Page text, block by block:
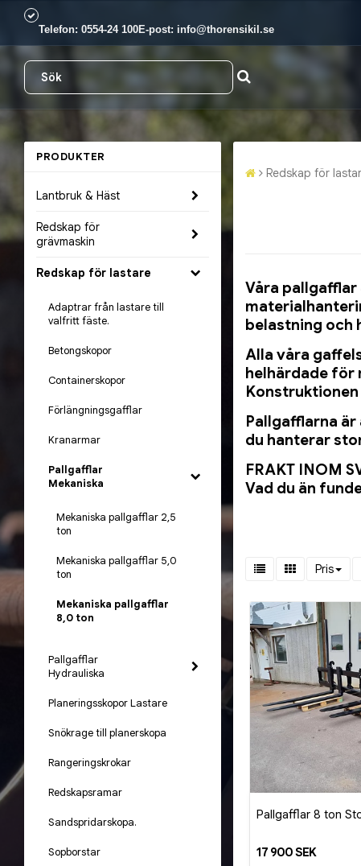
Telefon: 0554-24 100E-post: info@thorensikil.se
PRODUKTER
Lantbruk & Häst
Redskap för
grävmaskin
Redskap för lastare
Adaptrar från lastare till
valfritt fäste.
Betongskopor
Containerskopor
Förlängningsgafflar
Kranarmar
Pallgafflar
Mekaniska
Mekaniska pallgafflar 2,5
ton
Mekaniska pallgafflar 5,0
ton
Mekaniska pallgafflar
8,0 ton
Pallgafflar
Hydrauliska
Planeringsskopor Lastare
Snökrage till planerskopa
Rangeringskrokar
Redskapsramar
Sandspridarskopa.
Sopborstar
Redskap för
Våra
belastning och
Alla våra
helhärdade för
Pallgafflarna
du hanterar
FRAKT INOM
Vad du än
Pris
Pallgafflar 8 ton
17 900 SEK